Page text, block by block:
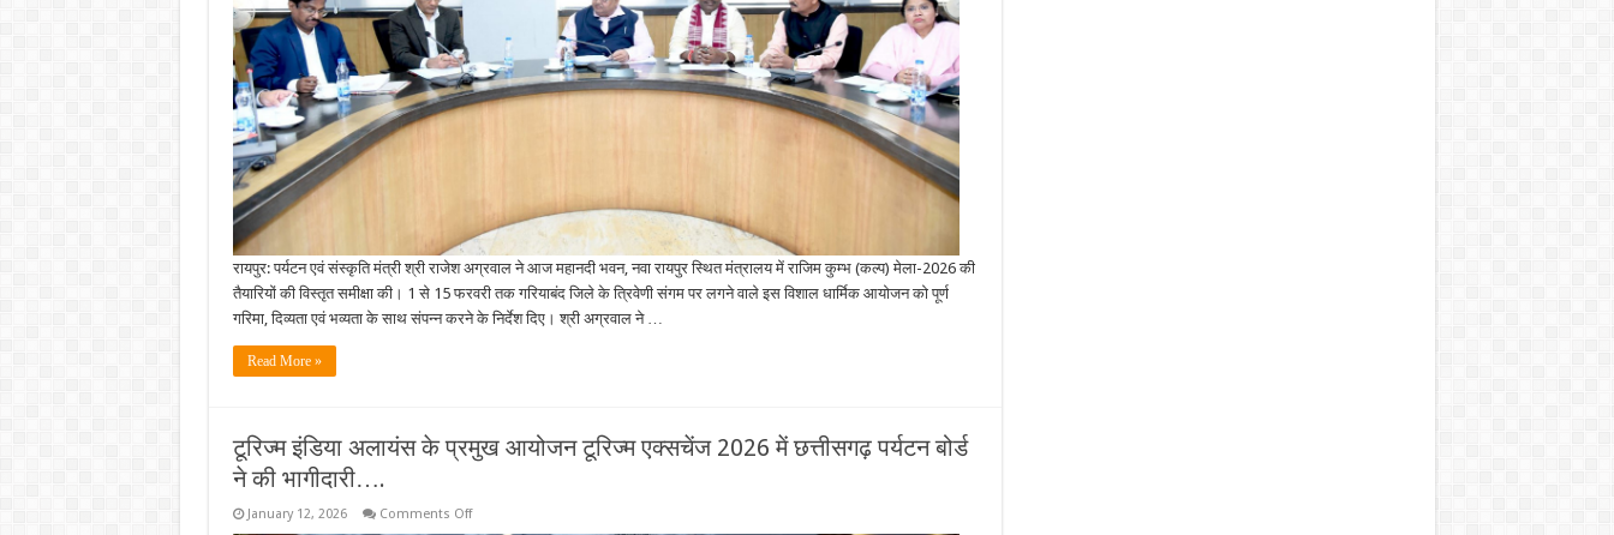
रायपुर: पर्यटन एवं संस्कृति मंत्री श्री राजेश अग्रवाल ने आज महानदी भवन, नवा रायपुर स्थित मंत्रालय में राजिम कुम्भ (कल्प) मेला-2026 की
तैयारियों की विस्तृत समीक्षा की। 1 से 15 फरवरी तक गरियाबंद जिले के त्रिवेणी संगम पर लगने वाले इस विशाल धार्मिक आयोजन को पूर्ण
गरिमा, दिव्यता एवं भव्यता के साथ संपन्न करने के निर्देश दिए। श्री अग्रवाल ने …
Read More »
टूरिज्म इंडिया अलायंस के प्रमुख आयोजन टूरिज्म एक्सचेंज 2026 में छत्तीसगढ़ पर्यटन बोर्ड
ने की भागीदारी….
January 12, 2026 Comments Offon